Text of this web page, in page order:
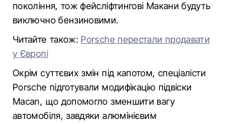
покоління, тож фейсліфтингові Макани будуть
виключно бензиновими.
Читайте також: Porsche перестали продавати
у Європі
Окрім суттєвих змін під капотом, спеціалісти
Porsche підготували модифікацію підвіски
Macan, що допомогло зменшити вагу
автомобіля, завдяки алюмінієвим